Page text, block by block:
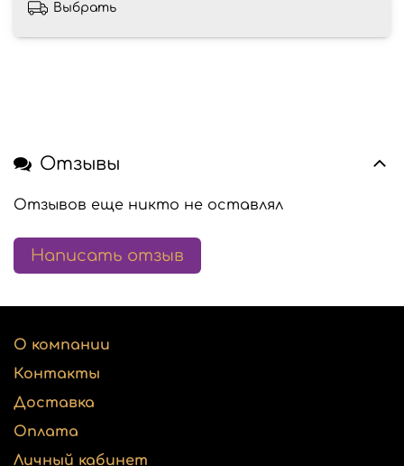
Выбрать
Отзывы
Отзывов еще никто не оставлял
Написать отзыв
О компании
Контакты
Доставка
Оплата
Личный кабинет